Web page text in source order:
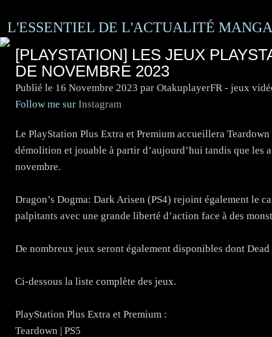
L'ESSENTIEL DE L'ACTUALITÉ
[PLAYSTATION] LES JEUX
DE NOVEMBRE 2023
Publié le 16 Novembre 2023 par OtakuplayerFR - jeux
Follow me sur Instagram
Le PlayStation Plus Extra et Premium accueillera
démolition et jouable à partir d’aujourd’hui tandis que les
novembre.
Dragon’s Dogma: Dark Arisen (PS4) rejoint également le
palpitants avec une grande liberté d’action face à des
De nombreux jeux seront également disponibles dont
Ci-dessous la liste complète des jeux.
PlayStation Plus Extra et Premium :
Teardown | PS5